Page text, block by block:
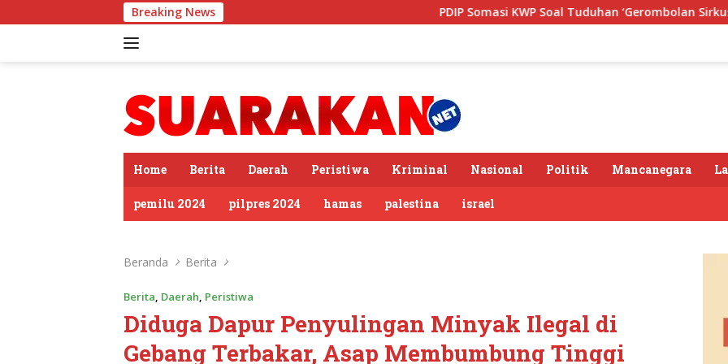
ke
Breaking News PDIP Somasi KWP Soal Tuduhan ‘Gerombolan Sirkus’, Buntut Rapat
Home Berita Daerah Peristiwa Kriminal Nasional Politik Mancanegara
pemilu 2024 pilpres 2024 hamas palestina israel
Beranda Berita
Berita, Daerah, Peristiwa
Diduga Dapur Penyulingan Minyak Ilegal di
Gebang Terbakar, Asap Membumbung Tinggi